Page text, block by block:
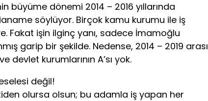
büyüme dönemi 2014 – 2016 yıllarında
söylüyor. Birçok kamu kurumu ile iş
Fakat işin ilginç yanı, sadece İmamoğlu
garip bir şekilde. Nedense, 2014 – 2019 arası
devlet kurumlarının A’sı yok.
değil!
olursa olsun; bu adamla iş yapan her